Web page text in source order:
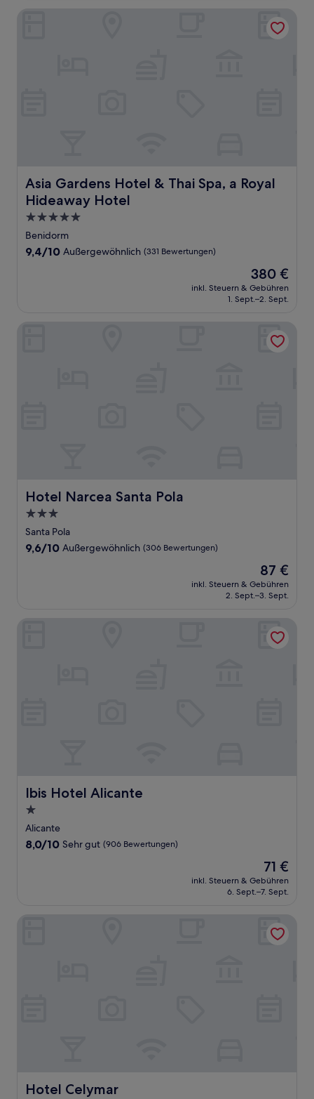
Asia Gardens Hotel & Thai Spa, a Royal
Hideaway Hotel
Asia Gardens Hotel & Thai Spa, a Royal Hideaway Hotel
5.0-
Sterne-
Unterkunft
Benidorm
9.4
9,4/10 Außergewöhnlich (331 Bewertungen)
Der
Preis
beträgt
380 €
inkl. Steuern & Gebühren
1. Sept.–2. Sept.
Asia Gardens Hotel & Thai Spa, a Royal Hideaway Hotel
Hotel Narcea Santa Pola
Hotel Narcea Santa Pola
3.0-
Sterne-
Unterkunft
Santa Pola
9.6
9,6/10 Außergewöhnlich (306 Bewertungen)
Der
Preis
beträgt
87 €
inkl. Steuern & Gebühren
2. Sept.–3. Sept.
Ibis Hotel Alicante
Ibis Hotel Alicante
1.0-
Stern-
Unterkunft
Alicante
8.0
Bewertungen)
8,0/10 Sehr gut (906 Bewertungen)
Der
Preis
beträgt
71 €
inkl. Steuern & Gebühren
6. Sept.–7. Sept.
Hotel Celymar
Hotel Celymar